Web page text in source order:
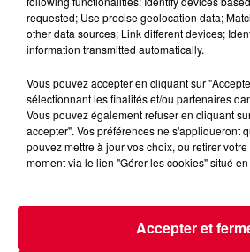
requested; Use precise geolocation data;
other data sources; Link different devices;
information transmitted automatically.
Vous pouvez accepter en cliquant sur
sélectionnant les finalités et/ou partenaires
Vous pouvez également refuser en cliquant
accepter". Vos préférences ne s'appliqueront
pouvez mettre à jour vos choix, ou retirer
moment via le lien "Gérer les cookies" situé
Accepter et